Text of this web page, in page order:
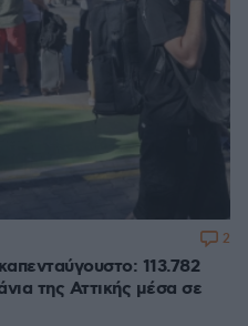
113.782
της Αττικής μέσα σε
2